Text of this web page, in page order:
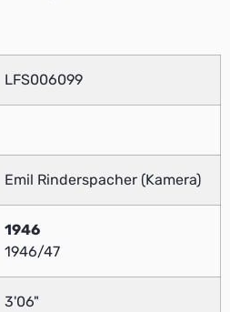
LFS006099
Emil Rinderspacher (Kamera)
1946
1946/47
3'06"